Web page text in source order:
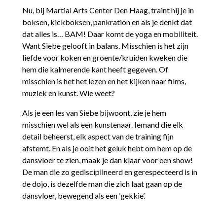
Nu, bij Martial Arts Center Den Haag, traint hij je in
boksen, kickboksen, pankration en als je denkt dat
dat alles is… BAM! Daar komt de yoga en mobiliteit.
Want Siebe gelooft in balans. Misschien is het zijn
liefde voor koken en groente/kruiden kweken die
hem die kalmerende kant heeft gegeven. Of
misschien is het het lezen en het kijken naar films,
muziek en kunst. Wie weet?
Als je een les van Siebe bijwoont, zie je hem
misschien wel als een kunstenaar. Iemand die elk
detail beheerst, elk aspect van de training fijn
afstemt. En als je ooit het geluk hebt om hem op de
dansvloer te zien, maak je dan klaar voor een show!
De man die zo gedisciplineerd en gerespecteerd is in
de dojo, is dezelfde man die zich laat gaan op de
dansvloer, bewegend als een ‘gekkie’.